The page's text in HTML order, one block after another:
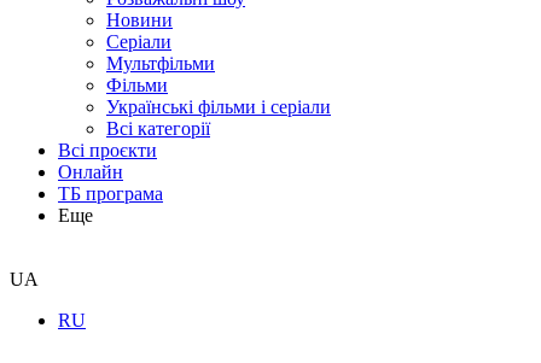
Новини
Серіали
Мультфільми
Фільми
Українські фільми і серіали
Всі категорії
Всі проєкти
Онлайн
ТБ програма
Еще
UA
RU